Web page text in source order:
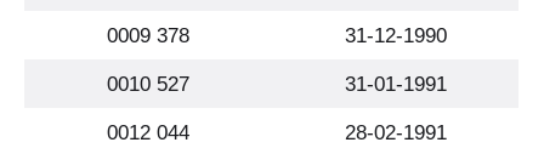
0009 378 31-12-1990
0010 527 31-01-1991
0012 044 28-02-1991